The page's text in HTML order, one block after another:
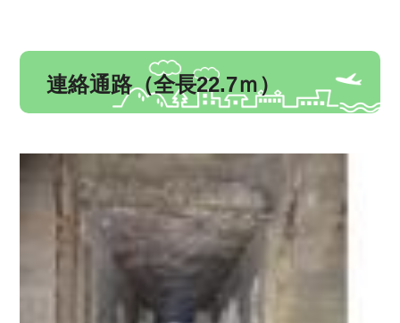
連絡通路（全長22.7ｍ）